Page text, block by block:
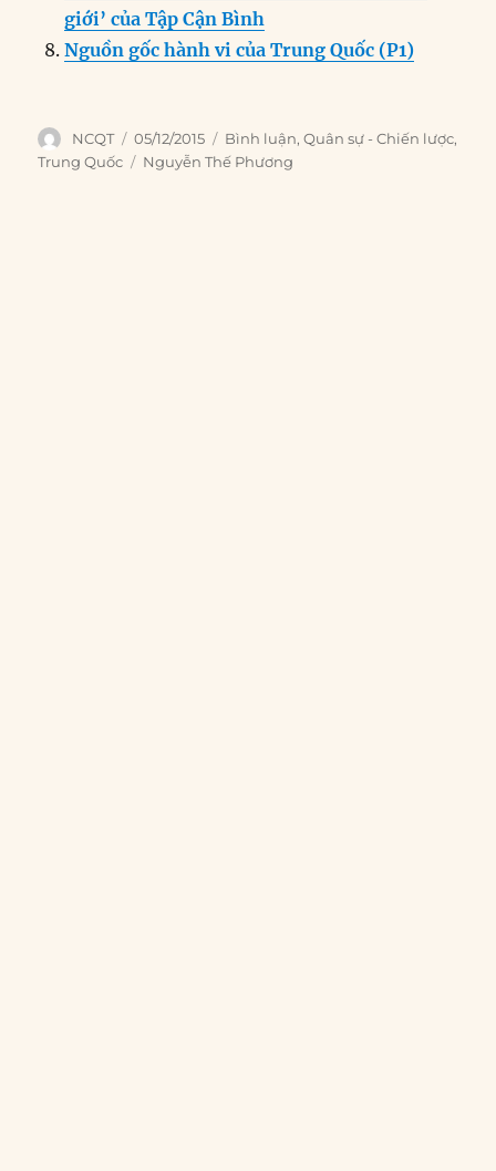
giới’ của Tập Cận Bình
Nguồn gốc hành vi của Trung Quốc (P1)
Author
NCQT
Posted
on
05/12/2015 Categories
Bình luận,Quân sự - Chiến lược,
Trung Quốc
Tags
Nguyễn Thế Phương